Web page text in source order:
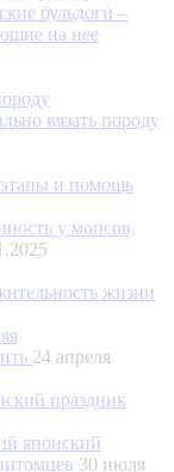
бульдоги –
на нее
вязать породу
у мопсов,
24 апреля
японский
30 июля